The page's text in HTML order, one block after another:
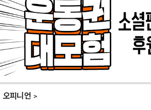
오피니언